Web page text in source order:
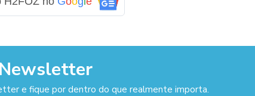
Newsletter
e fique por dentro do que realmente importa.